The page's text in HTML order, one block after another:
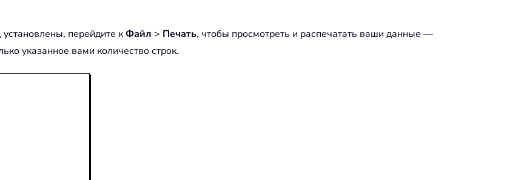
перейдите кФайл > Печать, чтобы просмотреть и распечатать ваши данные —
указанное вами количество строк.